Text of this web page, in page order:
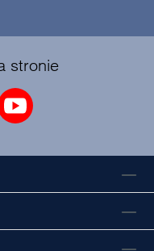
stronie